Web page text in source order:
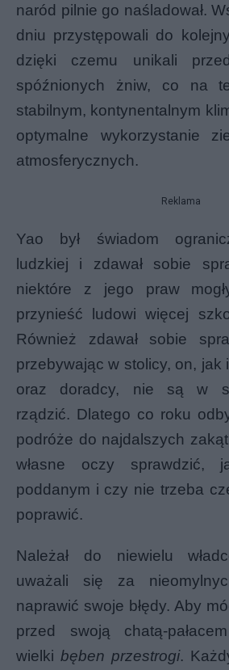
naród pilnie go naśladował.
dniu przystępowali do
dzięki czemu unikali
spóźnionych żniw, co na
stabilnym, kontynentalnym
optymalne wykorzystanie
atmosferycznych.
Reklama
Yao był świadom
ludzkiej i zdawał sobie
niektóre z jego praw
przynieść ludowi więcej
Również zdawał sobie
przebywając w stolicy, on, jak
oraz doradcy, nie są w
rządzić. Dlatego co roku
podróże do najdalszych
własne oczy sprawdzić,
poddanym i czy nie trzeba
poprawić.
Należał do niewielu
uważali się za
naprawić swoje błędy. Aby
przed swoją chatą-
wielki bęben przestrogi.